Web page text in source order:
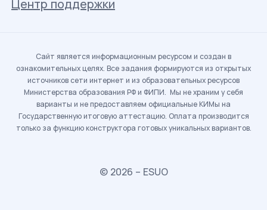
Центр поддержки
Сайт является информационным ресурсом и создан в
ознакомительных целях. Все задания формируются из открытых
источников сети интернет и из образовательных ресурсов
Министерства образования РФ и ФИПИ. Мы не храним у себя
варианты и не предоставляем официальные КИМы на
Государственную итоговую аттестацию. Оплата производится
только за функцию конструктора готовых уникальных вариантов.
© 2026 – ESUO